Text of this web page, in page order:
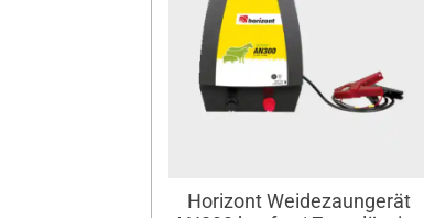
Horizont Weidezaungerät